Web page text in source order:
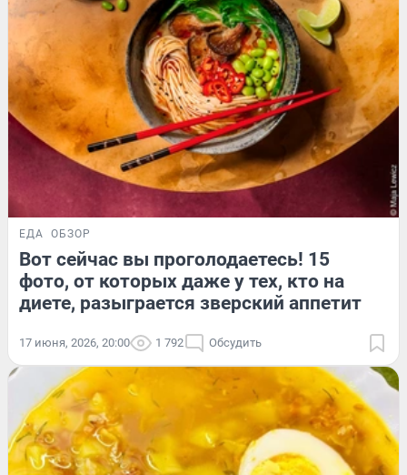
ЕДА ОБЗОР
Вот сейчас вы проголодаетесь! 15
фото, от которых даже у тех, кто на
диете, разыграется зверский аппетит
17 июня, 2026, 20:00 1 792 Обсудить